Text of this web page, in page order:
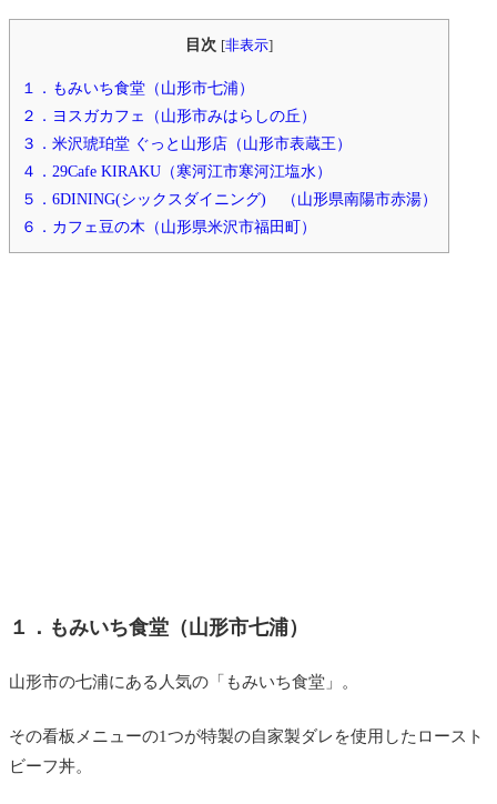
目次 [非表示]
１．もみいち食堂（山形市七浦）
２．ヨスガカフェ（山形市みはらしの丘）
３．米沢琥珀堂 ぐっと山形店（山形市表蔵王）
４．29Cafe KIRAKU（寒河江市寒河江塩水）
５．6DINING(シックスダイニング) （山形県南陽市赤湯）
６．カフェ豆の木（山形県米沢市福田町）
１．もみいち食堂（山形市七浦）
山形市の七浦にある人気の「もみいち食堂」。
その看板メニューの1つが特製の自家製ダレを使用したロースト
ビーフ丼。